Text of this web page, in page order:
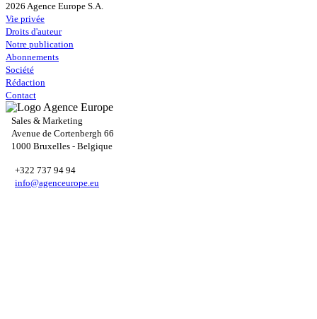
2026 Agence Europe S.A.
Vie privée
Droits d'auteur
Notre publication
Abonnements
Société
Rédaction
Contact
Sales & Marketing
Avenue de Cortenbergh 66
1000 Bruxelles - Belgique
+322 737 94 94
info@agenceurope.eu